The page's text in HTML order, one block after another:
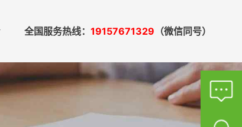
全国服务热线： 19157671329 （微信同号）